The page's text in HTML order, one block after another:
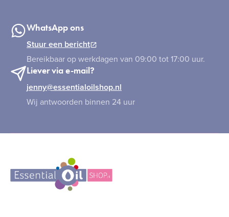
WhatsApp ons
Stuur een bericht
Bereikbaar op werkdagen van 09:00 tot 17:00 uur.
Liever via e-mail?
jenny@essentialoilshop.nl
Wij antwoorden binnen 24 uur